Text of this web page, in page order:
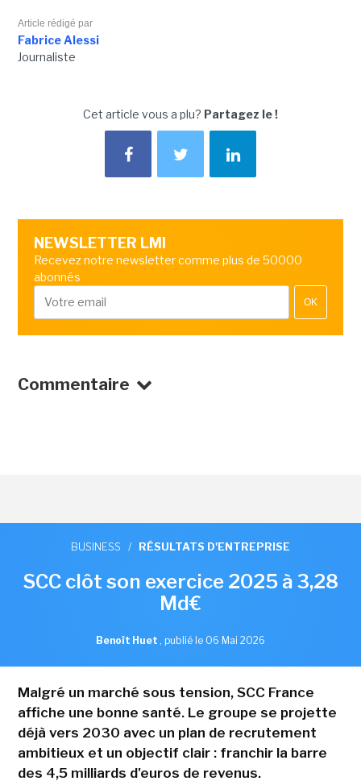
Article rédigé par
Fabrice Alessi
Journaliste
Cet article vous a plu? Partagez le !
NEWSLETTER LMI
Recevez notre newsletter comme plus de 50000
abonnés
OK
Commentaire
BUSINESS / RÉSULTATS D'ENTREPRISE
SCC clôt son exercice 2025 à 3,28
Md€
Benoît Huet , publié le 06 Mai 2026
Malgré un marché sous tension, SCC France
affiche une bonne santé. Le groupe se projette
déjà vers 2030 avec un plan de recrutement
ambitieux et un objectif clair : franchir la barre
des 4,5 milliards d'euros de revenus.